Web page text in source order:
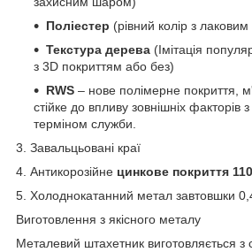
Поліестер (рівний колір з
Текстура дерева (Імітація
з 3D покриттям або без)
RWS – нове полімерне покриття,
стійке до впливу зовнішніх факторів
терміном служби.
3. Завальцьовані краї
4. Антикорозійне цинкове покриття
5. Холоднокатанний метал завтовшки
Виготовлення з якісного металу
Металевий штахетник виготовляється з